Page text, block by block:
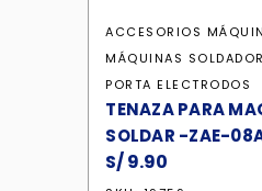
ACCESORIOS
MÁQUINAS
PORTA ELECTRODOS
TENAZA PARA
SOLDAR -ZAE-
S/9.90